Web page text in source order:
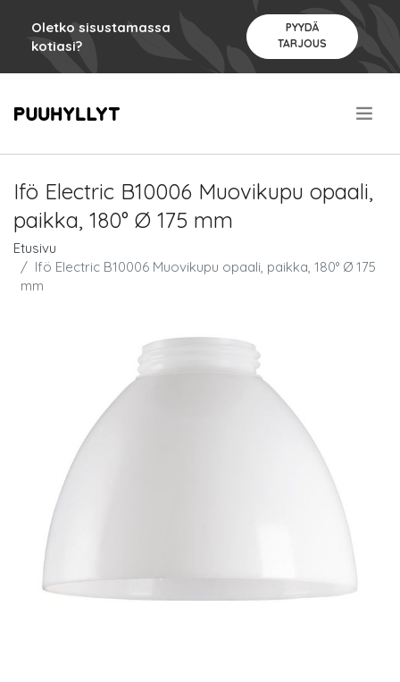
Oletko sisustamassa
kotiasi?
PYYDÄ
TARJOUS
Ifö Electric B10006 Muovikupu opaali,
paikka, 180° Ø 175 mm
Etusivu
Ifö Electric B10006 Muovikupu opaali, paikka, 180° Ø 175
mm